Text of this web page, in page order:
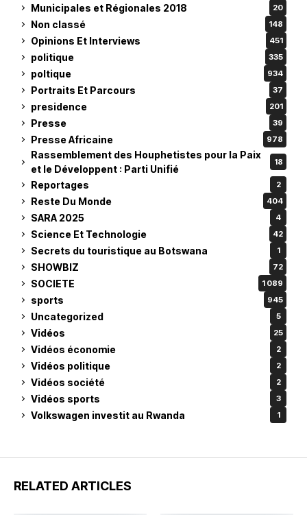
Municipales et Régionales 2018 20
Non classé 148
Opinions Et Interviews 451
politique 335
poltique 934
Portraits Et Parcours 37
presidence 201
Presse 39
Presse Africaine 978
Rassemblement des Houphetistes pour la Paix
et le Développent : Parti Unifié
18
Reportages 2
Reste Du Monde 404
SARA 2025 4
Science Et Technologie 42
Secrets du touristique au Botswana 1
SHOWBIZ 72
SOCIETE 1 089
sports 945
Uncategorized 5
Vidéos 25
Vidéos économie 2
Vidéos politique 2
Vidéos société 2
Vidéos sports 3
Volkswagen investit au Rwanda 1
RELATED ARTICLES